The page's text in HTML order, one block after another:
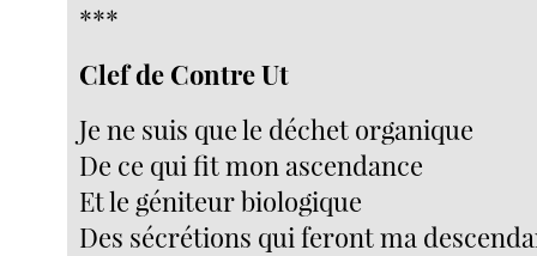
***
Clef de Contre Ut
Je ne suis que le déchet organique
De ce qui fit mon ascendance
Et le géniteur biologique
Des sécrétions qui feront ma